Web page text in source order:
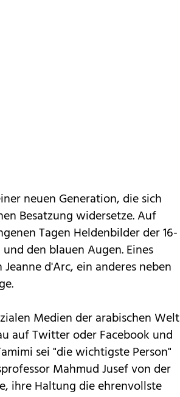
neuen Generation, die sich
Besatzung widersetze. Auf
Tagen Heldenbilder der 16-
den blauen Augen. Eines
d'Arc, ein anderes neben
Medien der arabischen Welt
auf Twitter oder Facebook und
sei "die wichtigste Person"
Mahmud Jusef von der
ihre Haltung die ehrenvollste